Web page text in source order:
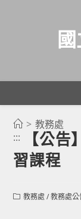
> 教務處
:::
【公
習課程
Post教務處 / 教務處公